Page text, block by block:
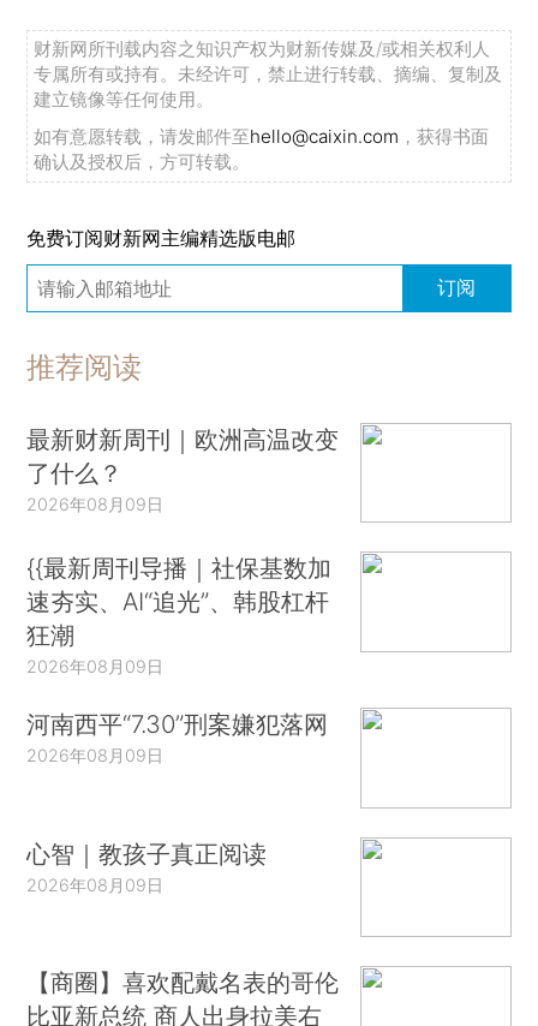
财新网所刊载内容之知识产权为财新传媒及/或相关权利人
专属所有或持有。未经许可，禁止进行转载、摘编、复制及
建立镜像等任何使用。
如有意愿转载，请发邮件至hello@caixin.com ，获得书面
确认及授权后，方可转载。
免费订阅财新网主编精选版电邮
订阅
推荐阅读
最新财新周刊｜欧洲高温改变
了什么？
2026年08月09日
{{最新周刊导播｜社保基数加
速夯实、AI“追光”、韩股杠杆
狂潮
2026年08月09日
河南西平“7.30”刑案嫌犯落网
2026年08月09日
心智｜教孩子真正阅读
2026年08月09日
【商圈】喜欢配戴名表的哥伦
比亚新总统 商人出身拉美右